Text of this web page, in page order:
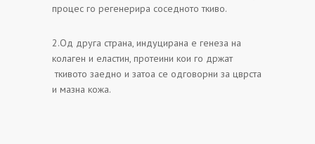
процес го регенерира соседното ткиво.
2.Од друга страна, индуцирана е генеза на
колаген и еластин, протеини кои го држат
ткивото заедно и затоа се одговорни за цврста
и мазна кожа.